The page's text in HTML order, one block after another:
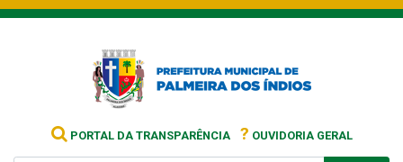
PORTAL DA TRANSPARÊNCIA ? OUVIDORIA GERAL